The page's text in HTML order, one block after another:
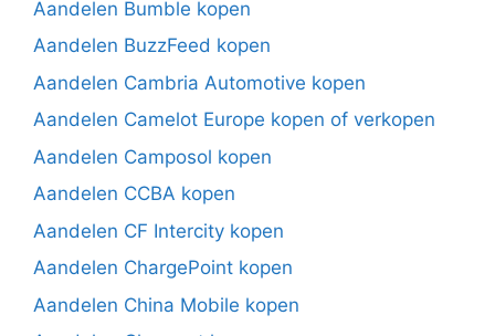
Aandelen Bumble kopen
Aandelen BuzzFeed kopen
Aandelen Cambria Automotive kopen
Aandelen Camelot Europe kopen of verkopen
Aandelen Camposol kopen
Aandelen CCBA kopen
Aandelen CF Intercity kopen
Aandelen ChargePoint kopen
Aandelen China Mobile kopen